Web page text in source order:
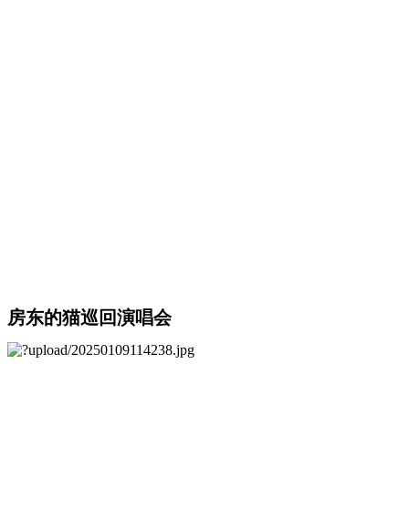
房东的猫巡回演唱会